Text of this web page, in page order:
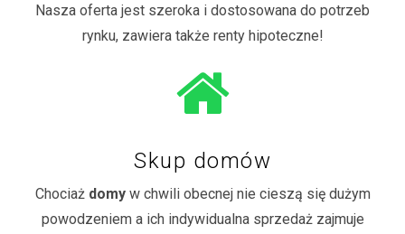
Nasza oferta jest szeroka i dostosowana do potrzeb
rynku, zawiera także renty hipoteczne!
Skup domów
Chociaż domyw chwili obecnej nie cieszą się dużym
powodzeniem a ich indywidualna sprzedaż zajmuje